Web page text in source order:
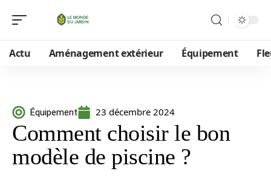
Actu Aménagement extérieur Équipement
Équipement 23 décembre 2024
Comment choisir le bon
modèle de piscine ?